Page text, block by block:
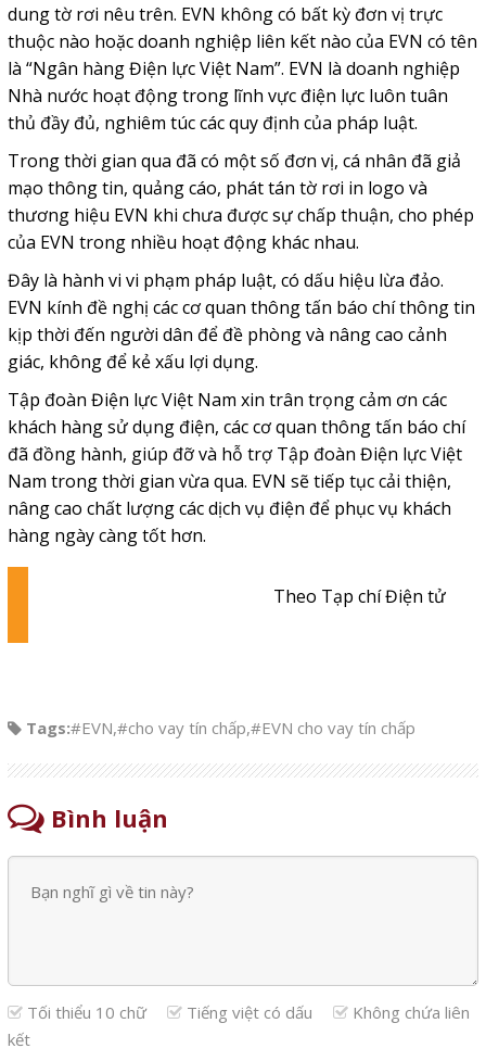
dung tờ rơi nêu trên. EVN không có bất kỳ đơn vị trực
thuộc nào hoặc doanh nghiệp liên kết nào của EVN có tên
là “Ngân hàng Điện lực Việt Nam”. EVN là doanh nghiệp
Nhà nước hoạt động trong lĩnh vực điện lực luôn tuân
thủ đầy đủ, nghiêm túc các quy định của pháp luật.
Trong thời gian qua đã có một số đơn vị, cá nhân đã giả
mạo thông tin, quảng cáo, phát tán tờ rơi in logo và
thương hiệu EVN khi chưa được sự chấp thuận, cho phép
của EVN trong nhiều hoạt động khác nhau.
Đây là hành vi vi phạm pháp luật, có dấu hiệu lừa đảo.
EVN kính đề nghị các cơ quan thông tấn báo chí thông tin
kịp thời đến người dân để đề phòng và nâng cao cảnh
giác, không để kẻ xấu lợi dụng.
Tập đoàn Điện lực Việt Nam xin trân trọng cảm ơn các
khách hàng sử dụng điện, các cơ quan thông tấn báo chí
đã đồng hành, giúp đỡ và hỗ trợ Tập đoàn Điện lực Việt
Nam trong thời gian vừa qua. EVN sẽ tiếp tục cải thiện,
nâng cao chất lượng các dịch vụ điện để phục vụ khách
hàng ngày càng tốt hơn.
Theo Tạp chí Điện tử
Tags:#EVN,#cho vay tín chấp,#EVN cho vay tín chấp
Bình luận
Tối thiểu 10 chữ Tiếng việt có dấu
Không chứa liên
kết